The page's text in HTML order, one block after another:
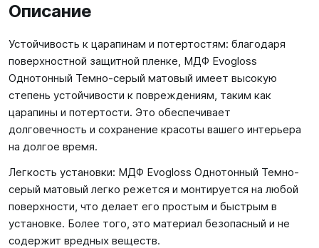
Описание
Устойчивость к царапинам и потертостям: благодаря
поверхностной защитной пленке, МДФ Evogloss
Однотонный Темно-серый матовый имеет высокую
степень устойчивости к повреждениям, таким как
царапины и потертости. Это обеспечивает
долговечность и сохранение красоты вашего интерьера
на долгое время.
Легкость установки: МДФ Evogloss Однотонный Темно-
серый матовый легко режется и монтируется на любой
поверхности, что делает его простым и быстрым в
установке. Более того, это материал безопасный и не
содержит вредных веществ.